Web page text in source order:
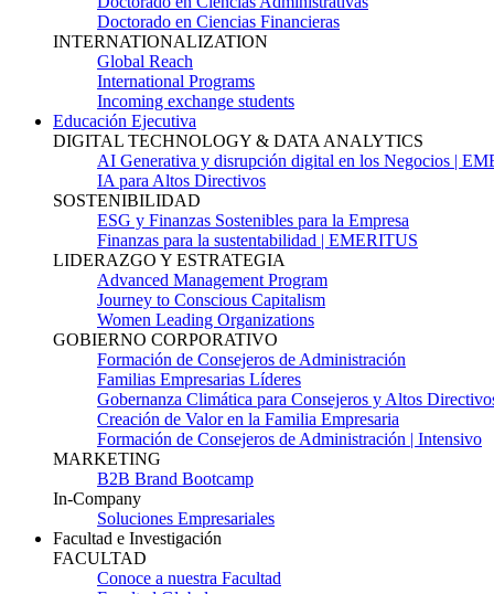
Doctorado en Ciencias Financieras
INTERNATIONALIZATION
Global Reach
International Programs
Incoming exchange students
Educación Ejecutiva
DIGITAL TECHNOLOGY & DATA ANALYTICS
AI Generativa y disrupción digital en los Negocios |
IA para Altos Directivos
SOSTENIBILIDAD
ESG y Finanzas Sostenibles para la Empresa
Finanzas para la sustentabilidad | EMERITUS
LIDERAZGO Y ESTRATEGIA
Advanced Management Program
Journey to Conscious Capitalism
Women Leading Organizations
GOBIERNO CORPORATIVO
Formación de Consejeros de Administración
Familias Empresarias Líderes
Gobernanza Climática para Consejeros y Altos
Creación de Valor en la Familia Empresaria
Formación de Consejeros de Administración | Intensivo
MARKETING
B2B Brand Bootcamp
In-Company
Soluciones Empresariales
Facultad e Investigación
FACULTAD
Conoce a nuestra Facultad